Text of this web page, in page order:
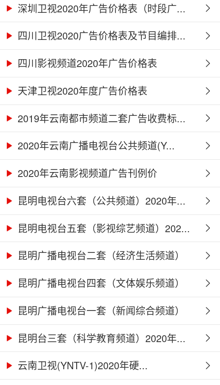
深圳卫视2020年广告价格表（时段广...
四川卫视2020广告价格表及节目编排...
四川影视频道2020年广告价格表
天津卫视2020年度广告价格表
2019年云南都市频道二套广告收费标...
2020年云南广播电视台公共频道(Y...
2020年云南影视频道广告刊例价
昆明电视台六套（公共频道）2020年...
昆明电视台五套（影视综艺频道）202...
昆明广播电视台二套（经济生活频道）
2... 昆明广播电视台四套（文体娱乐频道）
2... 昆明广播电视台一套（新闻综合频道）
2... 昆明台三套（科学教育频道）2020年...
云南卫视(YNTV-1)2020年硬...